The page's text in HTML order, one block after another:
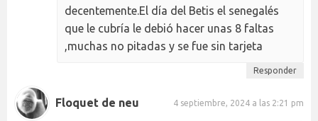
decentemente.El día del Betis el senegalés
que le cubría le debió hacer unas 8 faltas
,muchas no pitadas y se fue sin tarjeta
Responder
Floquet de neu 4 septiembre, 2024 a las 2:21 pm